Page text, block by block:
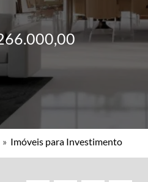
» Imóveis para Investimento